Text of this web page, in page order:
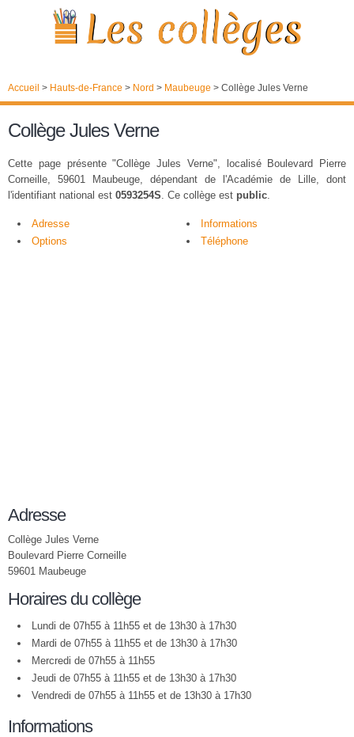
Accueil > Hauts-de-France > Nord > Maubeuge > Collège Jules Verne
Collège Jules Verne
Cette page présente "Collège Jules Verne", localisé Boulevard Pierre
Corneille, 59601 Maubeuge, dépendant de l'Académie de Lille, dont
l'identifiant national est 0593254S. Ce collège est public.
Adresse
Informations
Options
Téléphone
Adresse
Collège Jules Verne
Boulevard Pierre Corneille
59601 Maubeuge
Horaires du collège
Lundi de 07h55 à 11h55 et de 13h30 à 17h30
Mardi de 07h55 à 11h55 et de 13h30 à 17h30
Mercredi de 07h55 à 11h55
Jeudi de 07h55 à 11h55 et de 13h30 à 17h30
Vendredi de 07h55 à 11h55 et de 13h30 à 17h30
Informations